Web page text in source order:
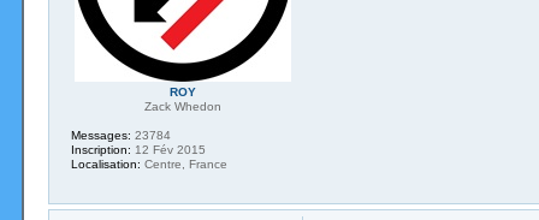
ROY
Zack Whedon
Messages: 23784
Inscription: 12 Fév 2015
Localisation: Centre, France